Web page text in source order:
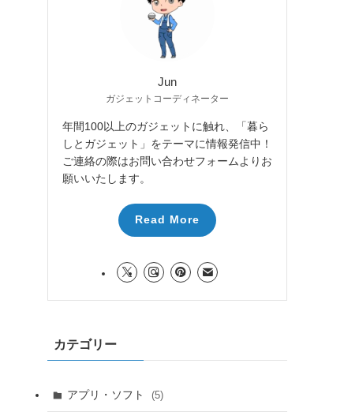
Jun
ガジェットコーディネーター
年間100以上のガジェットに触れ、「暮ら
しとガジェット」をテーマに情報発信中！
ご連絡の際はお問い合わせフォームよりお
願いいたします。
Read More
カテゴリー
アプリ・ソフト (5)